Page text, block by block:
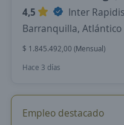
4,5
Inter
Barranquilla, Atlántico
$ 1.845.492,00 (Mensual)
Hace 3 días
Empleo destacado